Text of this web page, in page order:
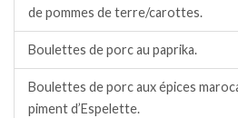
de pommes de terre/carottes.
Boulettes de porc au paprika.
Boulettes de porc aux épices
piment d’Espelette.